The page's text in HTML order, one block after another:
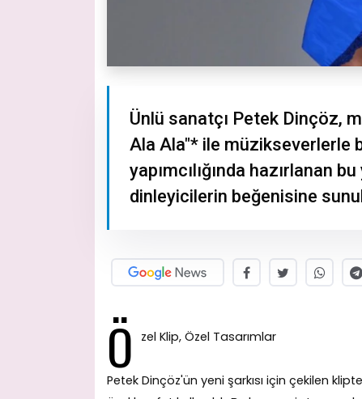
Ünlü sanatçı Petek Dinçöz,
Ala Ala"* ile müzikseverlerle
yapımcılığında hazırlanan
dinleyicilerin beğenisine
Ö zel Klip, Özel Tasarımlar
Petek Dinçöz'ün yeni şarkısı için çekilen